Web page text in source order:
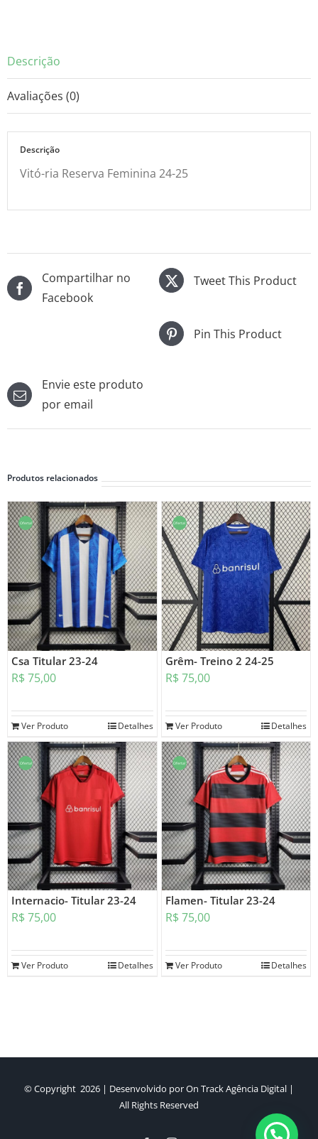
Descrição
Avaliações (0)
Descrição
Vitó-ria Reserva Feminina 24-25
Compartilhar no
Facebook
Tweet This Product
Pin This Product
Envie este produto
por email
Produtos relacionados
Oferta!
Csa Titular 23-24
R$ 75,00
Ver Produto Detalhes
Oferta!
Grêm- Treino 2 24-25
R$ 75,00
Ver Produto Detalhes
Oferta!
Internacio- Titular 23-24
R$ 75,00
Ver Produto Detalhes
Oferta!
Flamen- Titular 23-24
R$ 75,00
Ver Produto Detalhes
© Copyright 2026 | Desenvolvido porOn Track Agência Digital |
All Rights Reserved